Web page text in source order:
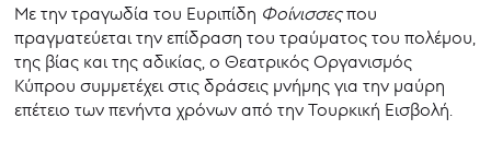
Με την τραγωδία του Ευριπίδη Φοίνισσεςπου
πραγματεύεται την επίδραση του τραύματος του πολέμου,
της βίας και της αδικίας, ο Θεατρικός Οργανισμός
Κύπρου συμμετέχει στις δράσεις μνήμης για την μαύρη
επέτειο των πενήντα χρόνων από την Τουρκική Εισβολή.